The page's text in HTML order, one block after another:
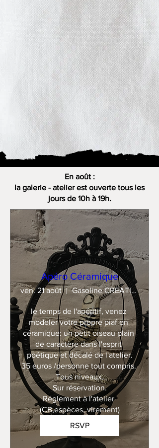
En août :
la galerie - atelier est ouverte tous les
jours de 10h à 19h.
Apéro Céramique
ven. 21 août Gasoline CREATION
le temps de l'apéritif, venez
modeler votre propre piaf en
céramique: un petit oiseau plain
de caractère dans l'esprit
poétique et décalé de l'atelier.
35 euros /personne tout compris.
Tous niveaux.
Sur réservation.
Réglement à l'atelier
(CB,espèces, virement)
RSVP